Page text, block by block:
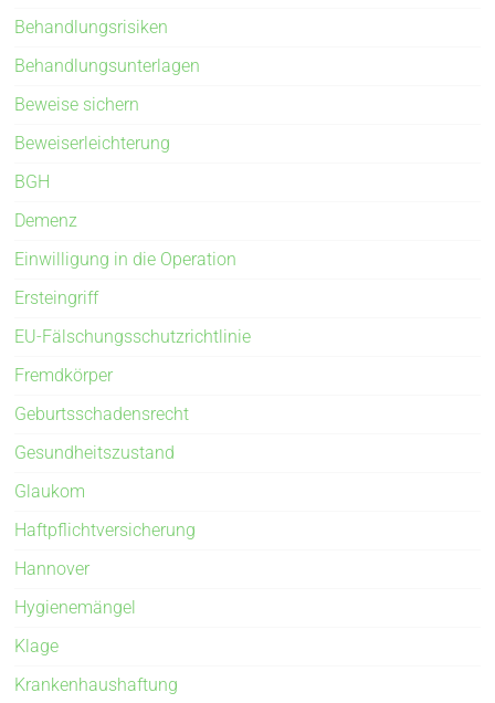
Behandlungsrisiken
Behandlungsunterlagen
Beweise sichern
Beweiserleichterung
BGH
Demenz
Einwilligung in die Operation
Ersteingriff
EU-Fälschungsschutzrichtlinie
Fremdkörper
Geburtsschadensrecht
Gesundheitszustand
Glaukom
Haftpflichtversicherung
Hannover
Hygienemängel
Klage
Krankenhaushaftung